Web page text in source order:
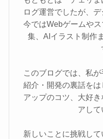
ログ運営でしたが、
今ではWebゲームや
集、AIイラスト制作
このブログでは、私
紹介・開発の裏話を
アップのコツ、大好
アして
新しいことに挑戦し